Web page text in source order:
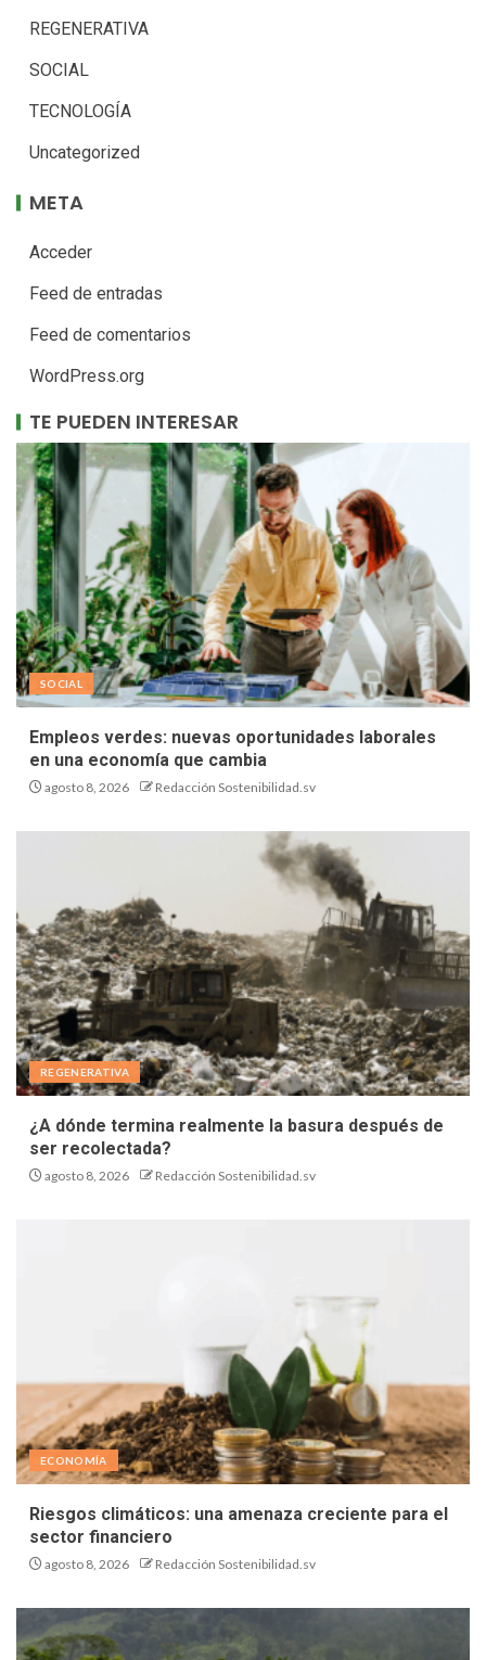
REGENERATIVA
SOCIAL
TECNOLOGÍA
Uncategorized
META
Acceder
Feed de entradas
Feed de comentarios
WordPress.org
TE PUEDEN INTERESAR
SOCIAL
Empleos verdes: nuevas oportunidades laborales
en una economía que cambia
agosto 8, 2026 Redacción Sostenibilidad.sv
REGENERATIVA
¿A dónde termina realmente la basura después de
ser recolectada?
agosto 8, 2026 Redacción Sostenibilidad.sv
ECONOMÍA
Riesgos climáticos: una amenaza creciente para el
sector financiero
agosto 8, 2026 Redacción Sostenibilidad.sv